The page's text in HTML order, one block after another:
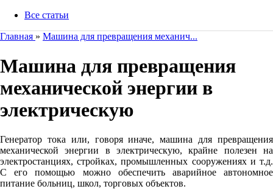
Все статьи
Главная » Машина для превращения механич...
Машина для превращения
механической энергии в
электрическую
Генератор тока или, говоря иначе, машина для превращения
механической энергии в электрическую, крайне полезен на
электростанциях, стройках, промышленных сооружениях и т.д.
С его помощью можно обеспечить аварийное автономное
питание больниц, школ, торговых объектов.